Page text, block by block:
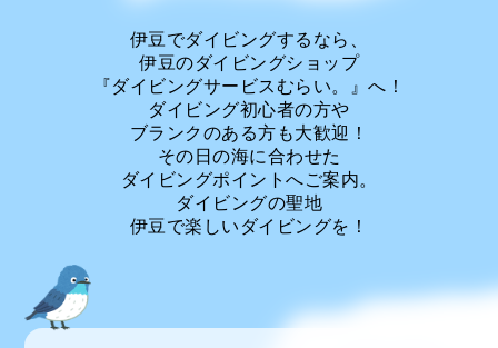
伊豆でダイビングするなら、
伊豆のダイビングショップ
『ダイビングサービスむらい。』へ！
ダイビング初心者の方や
ブランクのある方も大歓迎！
その日の海に合わせた
ダイビングポイントへご案内。
ダイビングの聖地
伊豆で楽しいダイビングを！